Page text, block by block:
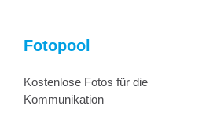
Fotopool
Kostenlose Fotos für die
Kommunikation